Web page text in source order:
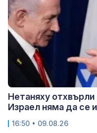
Нетаняху отхвърли
Израел няма да се
16:50 • 09.08.26